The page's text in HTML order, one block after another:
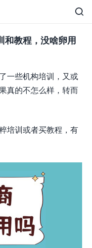
和教程，没啥卵用
一些机构培训，又或
真的不怎么样，转而
培训或者买教程，有